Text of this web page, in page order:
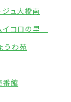
ジュ大橋南
イコロの里
うわ苑
番館